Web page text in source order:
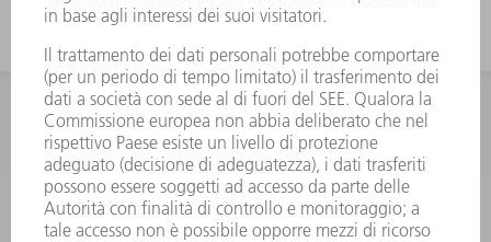
INFORMAZIONE
Domande frequenti
Condizioni generali di contratto
CONTATTO